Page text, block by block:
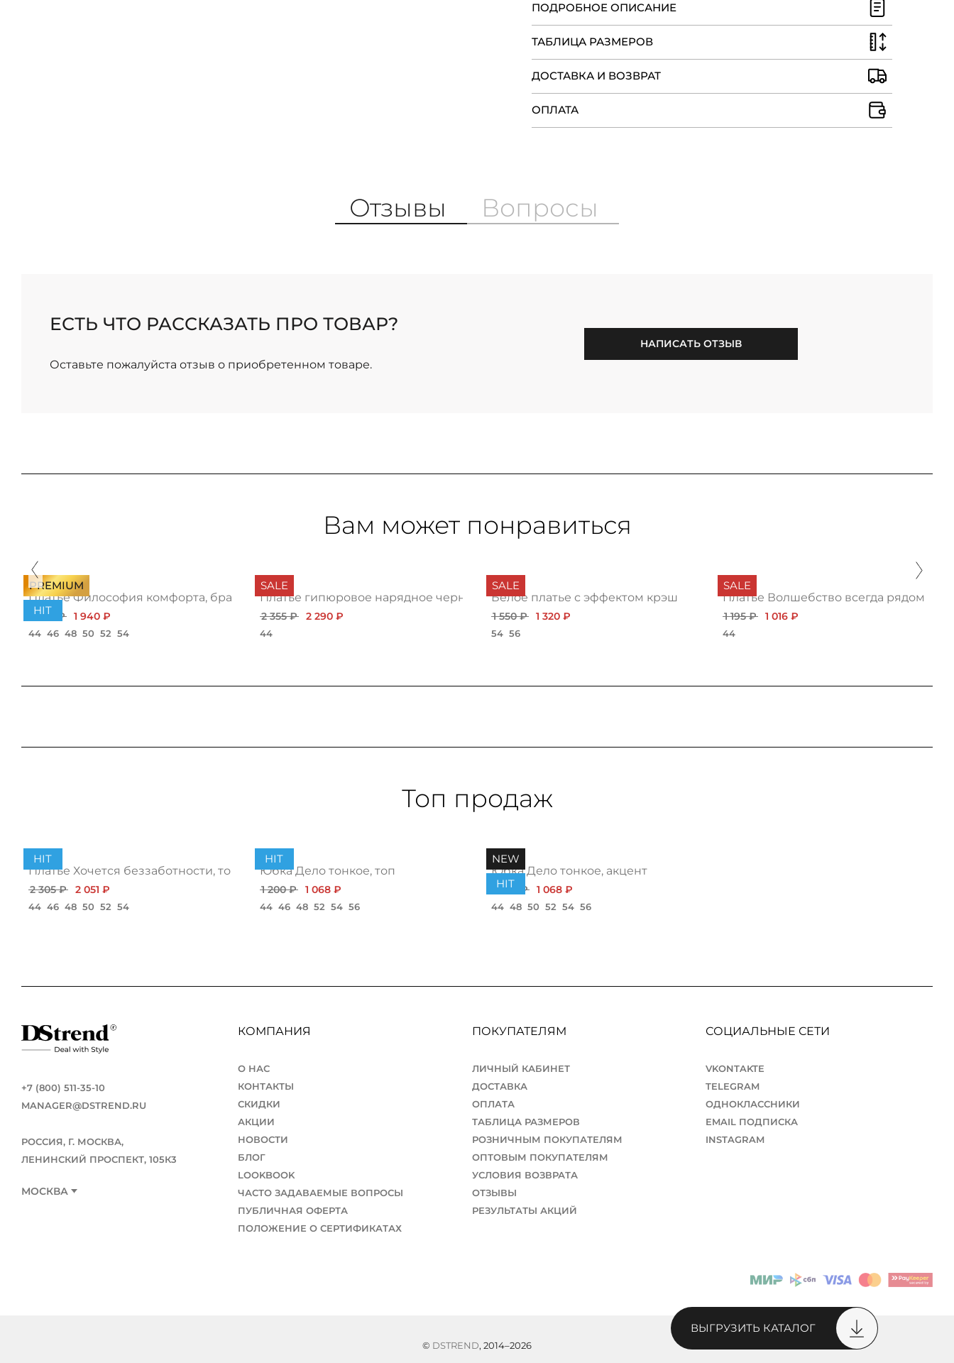
ПОДРОБНОЕ ОПИСАНИЕ
ТАБЛИЦА РАЗМЕРОВ
ДОСТАВКА И ВОЗВРАТ
ОПЛАТА
Отзывы Вопросы
ЕСТЬ ЧТО РАССКАЗАТЬ ПРО ТОВАР?
Оставьте пожалуйста отзыв о приобретенном товаре.
НАПИСАТЬ ОТЗЫВ
Вам может понравиться
PREMIUM
HIT
Платье Философия комфорта, браво
2 180 ₽ 1 940 ₽
44 46 48 50 52 54
SALE
Платье гипюровое нарядное черное
2 355 ₽ 2 290 ₽
44
SALE
Белое платье с эффектом крэш
1 550 ₽ 1 320 ₽
54 56
SALE
Платье Волшебство всегда рядом
1 195 ₽ 1 016 ₽
44
Топ продаж
HIT
Платье Хочется беззаботности, топ
2 305 ₽ 2 051 ₽
44 46 48 50 52 54
HIT
Юбка Дело тонкое, топ
1 200 ₽ 1 068 ₽
44 46 48 52 54 56
NEW
HIT
Юбка Дело тонкое, акцент
1 200 ₽ 1 068 ₽
44 48 50 52 54 56
+7 (800) 511-35-10
MANAGER@DSTREND.RU
РОССИЯ, Г. МОСКВА,
ЛЕНИНСКИЙ ПРОСПЕКТ, 105К3
МОСКВА
КОМПАНИЯ
О НАС
КОНТАКТЫ
СКИДКИ
АКЦИИ
НОВОСТИ
БЛОГ
LOOKBOOK
ЧАСТО ЗАДАВАЕМЫЕ ВОПРОСЫ
ПУБЛИЧНАЯ ОФЕРТА
ПОЛОЖЕНИЕ О СЕРТИФИКАТАХ
ПОКУПАТЕЛЯМ
ЛИЧНЫЙ КАБИНЕТ
ДОСТАВКА
ОПЛАТА
ТАБЛИЦА РАЗМЕРОВ
РОЗНИЧНЫМ ПОКУПАТЕЛЯМ
ОПТОВЫМ ПОКУПАТЕЛЯМ
УСЛОВИЯ ВОЗВРАТА
ОТЗЫВЫ
РЕЗУЛЬТАТЫ АКЦИЙ
СОЦИАЛЬНЫЕ СЕТИ
VKONTAKTE
TELEGRAM
ОДНОКЛАССНИКИ
EMAIL ПОДПИСКА
INSTAGRAM
© DSTREND, 2014–2026
ВЫГРУЗИТЬ КАТАЛОГ